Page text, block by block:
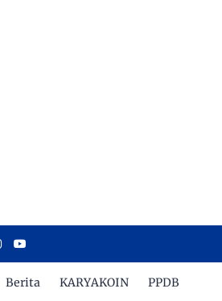
Berita KARYAKOIN PPDB